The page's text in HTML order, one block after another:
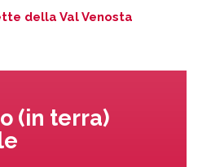
della Val Venosta
(in terra)